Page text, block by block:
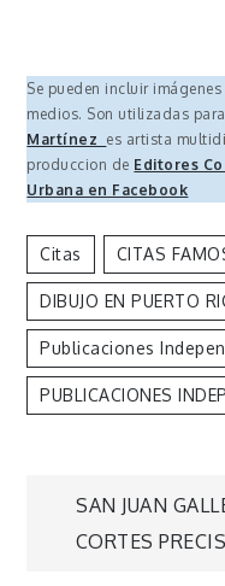
Se pueden incluir
medios. Son utilizadas
Martínez es artista
produccion de Editores
Urbana en Facebook
Citas CITAS
DIBUJO EN PUERTO
Publicaciones
PUBLICACIONES
SAN JUAN
CORTES